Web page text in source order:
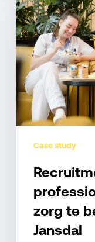
Case study
zonder
de
zorg
te
belasten
bij
St
Jansdal
zorg te
Jansdal